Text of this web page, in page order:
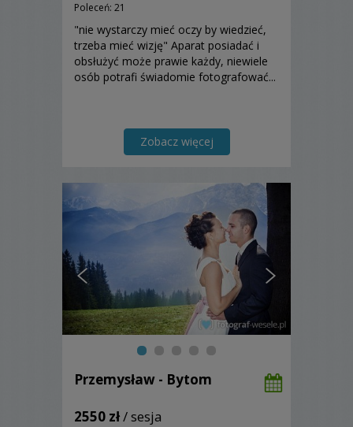
Poleceń: 21
"nie wystarczy mieć oczy by wiedzieć,
trzeba mieć wizję" Aparat posiadać i
obsłużyć może prawie każdy, niewiele
osób potrafi świadomie fotografować...
Zobacz więcej
Przemysław - Bytom
2550 zł/ sesja